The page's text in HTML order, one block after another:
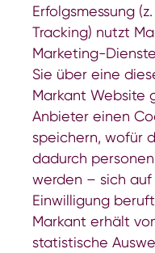
Erfolgsmessung
Tracking) nutzt
Marketing-
Sie über eine
Markant Website
Anbieter einen
speichern, wofür
dadurch
werden – sich
Einwilligung beruft
Markant erhält
statistische